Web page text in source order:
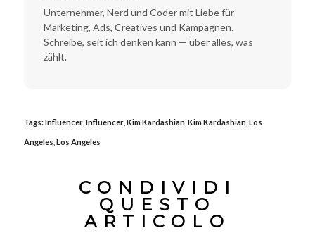
Unternehmer, Nerd und Coder mit Liebe für
Marketing, Ads, Creatives und Kampagnen.
Schreibe, seit ich denken kann — über alles, was
zählt.
Tags:Influencer, Influencer, Kim Kardashian, Kim Kardashian, Los
Angeles Los Angeles
CONDIVIDI
QUESTO
ARTICOLO